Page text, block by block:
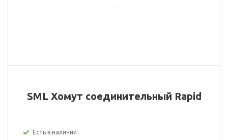
SML Хомут соединительный Rapid
Есть в наличии